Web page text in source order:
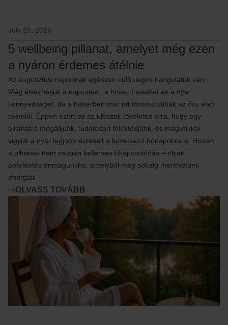
July 28, 2026
5 wellbeing pillanat, amelyet még ezen
a nyáron érdemes átélnie
Az augusztusi napoknak egészen különleges hangulatuk van.
Még élvezhetjük a napsütést, a hosszú estéket és a nyár
könnyedségét, de a háttérben már ott motoszkálnak az ősz első
teendői. Éppen ezért ez az időszak tökéletes arra, hogy egy
pillanatra megálljunk, tudatosan feltöltődjünk, és magunkkal
vigyük a nyár legjobb érzéseit a következő hónapokra is. Hiszen
a pihenés nem csupán kellemes kikapcsolódás – olyan
befektetés önmagunkba, amelyből még sokáig meríthetünk
energiát.
OLVASS TOVÁBB